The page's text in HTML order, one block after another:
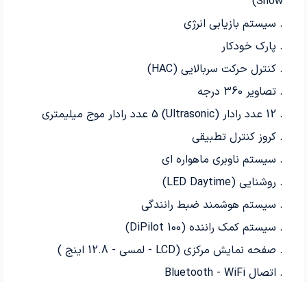
. سیستم بازیابی انرژی
. پارك خودکار
. کنترل حرکت سربالایی (HAC)
. تصاویر 360 درجه
. 12 عدد رادار (Ultrasonic) 5 عدد رادار موج میلیمتری
. کروز کنترل تطبیقی
. سیستم ناوبری ماهواره ای
. روشنایی (LED Daytime)
. سیستم هوشمند ضبط رانندگی
. سيستم كمك راننده (100 DiPilot)
. صفحه نمایش مرکزی (LCD - لمسي - 12.8 اینج )
. اتصال Bluetooth - WiFi